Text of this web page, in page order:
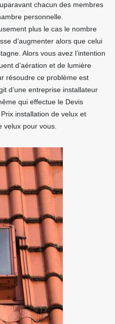
chacun des membres
personnelle.
plus le cas le nombre
d’augmenter alors que celui
Alors vous avez l’intention
d’aération et de lumière
résoudre ce problème est
d’une entreprise installateur
qui effectue le Devis
installation de velux et
velux pour vous.